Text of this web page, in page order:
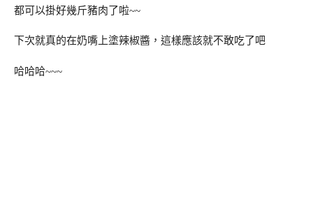
都可以掛好幾斤豬肉了啦~~
下次就真的在奶嘴上塗辣椒醬，這樣應該就不敢吃了吧
哈哈哈~~~